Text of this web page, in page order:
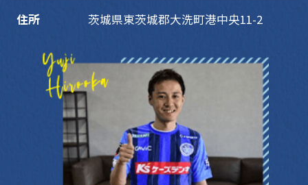
住所 茨城県東茨城郡大洗町港中央11-2